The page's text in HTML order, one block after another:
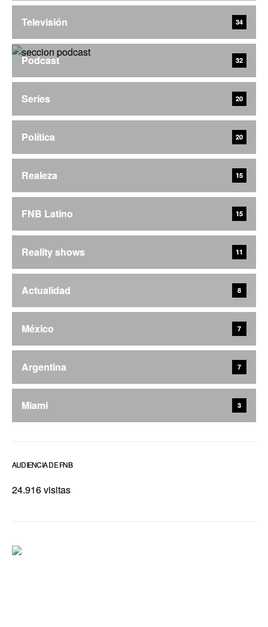
Televisión 34
Podcast 32
Series 20
Política 20
Realeza 15
FNB Latino 15
Reality shows 11
Actualidad 8
México 7
Argentina 7
Miami 3
AUDIENCIA DE FNB
24.916 visitas